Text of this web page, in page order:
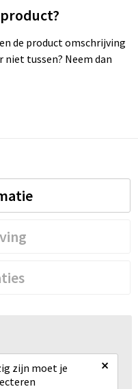
de product omschrijving
niet tussen? Neem dan
zijn moet je
×